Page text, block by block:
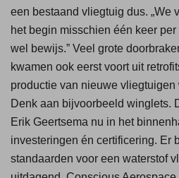
een bestaand vliegtuig dus. „We
het begin misschien één keer
wel bewijs.” Veel grote
kwamen ook eerst voort uit
productie van nieuwe
Denk aan bijvoorbeeld winglets.
Erik Geertsema nu in het
investeringen én certificering. Er
standaarden voor een waterstof